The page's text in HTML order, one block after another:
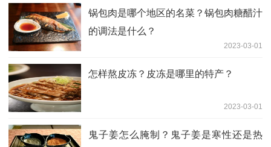
锅包肉是哪个地区的名菜？锅包肉糖醋汁
的调法是什么？
2023-03-01
怎样熬皮冻？皮冻是哪里的特产？
2023-03-01
鬼子姜怎么腌制？鬼子姜是寒性还是热